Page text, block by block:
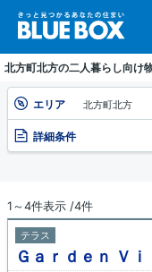
北方町北方の二人暮らし向け
エリア 北方町北方
詳細条件
1～4件表示 /4件
テラス
Ｇａｒｄｅｎ Ｖ